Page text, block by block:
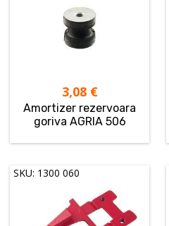
3,08 €
Amortizer rezervoara
goriva AGRIA 506
SKU: 1300 060